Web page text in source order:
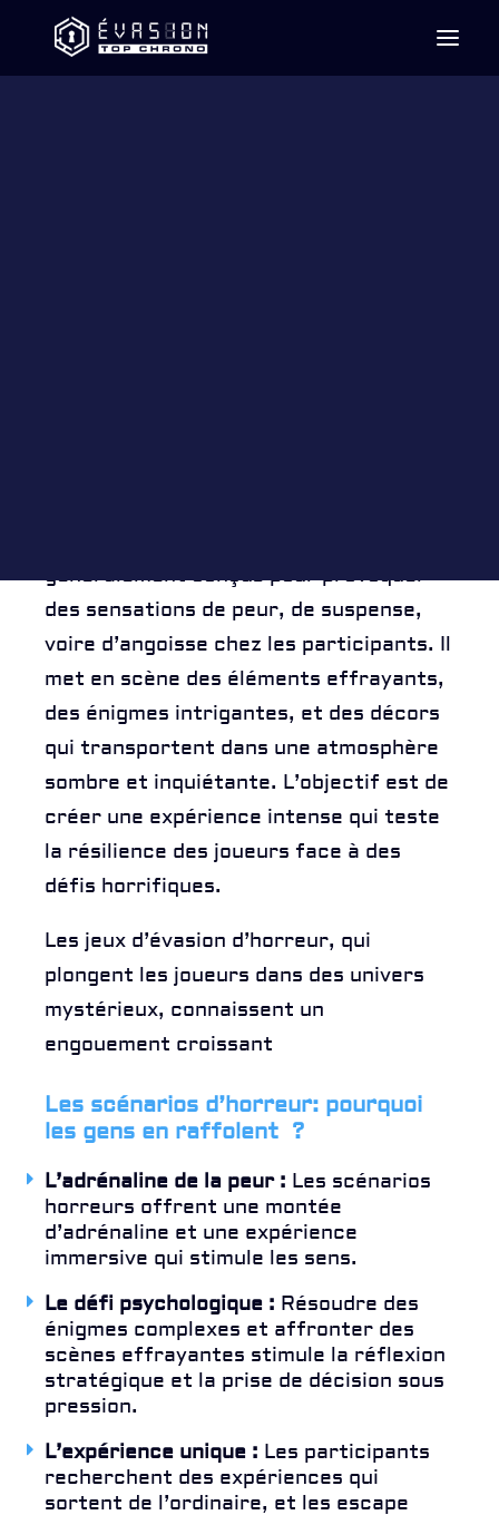
généralement conçus pour provoquer
des sensations de peur, de suspense,
voire d’angoisse chez les participants. Il
met en scène des éléments effrayants,
des énigmes intrigantes, et des décors
qui transportent dans une atmosphère
sombre et inquiétante. L’objectif est de
créer une expérience intense qui teste
la résilience des joueurs face à des
défis horrifiques.
Les jeux d’évasion d’horreur, qui
plongent les joueurs dans des univers
mystérieux, connaissent un
engouement croissant
Les scénarios d’horreur: pourquoi
les gens en raffolent ?
L’adrénaline de la peur : Les scénarios
horreurs offrent une montée
d’adrénaline et une expérience
immersive qui stimule les sens.
Le défi psychologique : Résoudre des
énigmes complexes et affronter des
scènes effrayantes stimule la réflexion
stratégique et la prise de décision sous
pression.
L’expérience unique : Les participants
recherchent des expériences qui
sortent de l’ordinaire, et les escape